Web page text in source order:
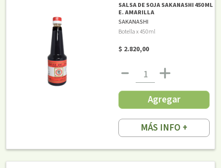
SALSA DE SOJA SAKANASHI 450 ML
E. AMARILLA
SAKANASHI
Botella x 450ml
$ 2.820,00
Agregar
MÁS INFO +